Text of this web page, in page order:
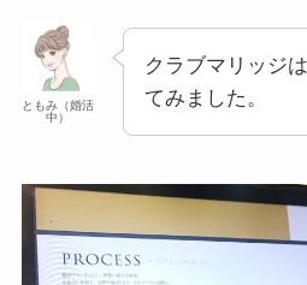
ともみ（婚活
中）
クラブマリッジ
てみました。